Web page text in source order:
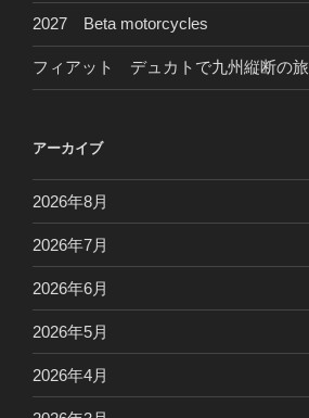
2027 Beta motorcycles
フィアット デュカトで九州縦断の旅
アーカイブ
2026年8月
2026年7月
2026年6月
2026年5月
2026年4月